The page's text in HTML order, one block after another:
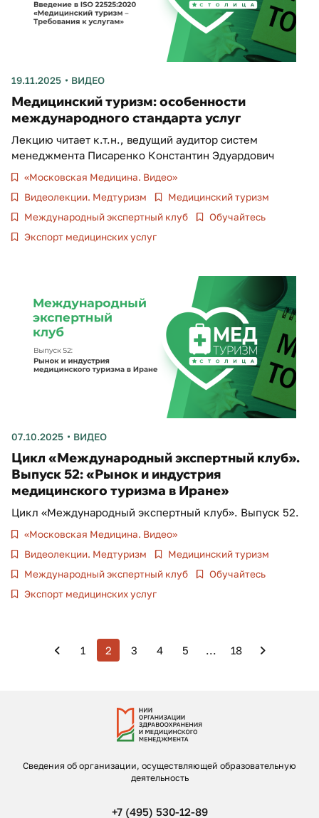
19.11.2025 ВИДЕО
Медицинский туризм: особенности
международного стандарта услуг
Лекцию читает к.т.н., ведущий аудитор систем
менеджмента Писаренко Константин Эдуардович
«Московская Медицина. Видео»
Видеолекции. Медтуризм
Медицинский туризм
Международный экспертный клуб
Обучайтесь
Экспорт медицинских услуг
07.10.2025 ВИДЕО
Цикл «Международный экспертный клуб».
Выпуск 52: «Рынок и индустрия
медицинского туризма в Иране»
Цикл «Международный экспертный клуб». Выпуск 52.
«Московская Медицина. Видео»
Видеолекции. Медтуризм
Медицинский туризм
Международный экспертный клуб
Обучайтесь
Экспорт медицинских услуг
1 2 3 4 5 ... 18
Сведения об организации, осуществляющей образовательную
деятельность
+7 (495) 530-12-89